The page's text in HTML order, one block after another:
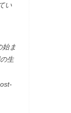
い
始ま
生